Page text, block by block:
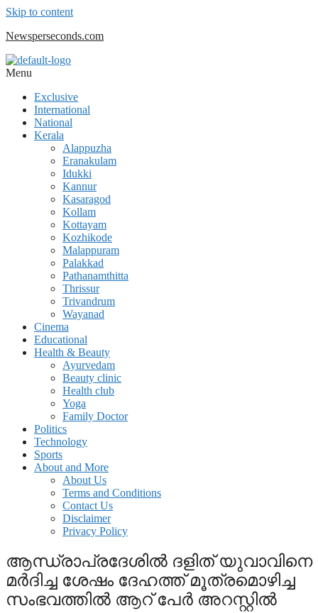
Skip to content
Newsperseconds.com
Menu
Exclusive
International
National
Kerala
Alappuzha
Eranakulam
Idukki
Kannur
Kasaragod
Kollam
Kottayam
Kozhikode
Malappuram
Palakkad
Pathanamthitta
Thrissur
Trivandrum
Wayanad
Cinema
Educational
Health & Beauty
Ayurvedam
Beauty clinic
Health club
Yoga
Family Doctor
Politics
Technology
Sports
About and More
About Us
Terms and Conditions
Contact Us
Disclaimer
Privacy Policy
ആന്ധ്രാപ്രദേശിൽ ദളിത് യുവാവിനെ
മർദിച്ച ശേഷം ദേഹത്ത് മൂത്രമൊഴിച്ച
സംഭവത്തിൽ ആറ് പേർ അറസ്റ്റിൽ